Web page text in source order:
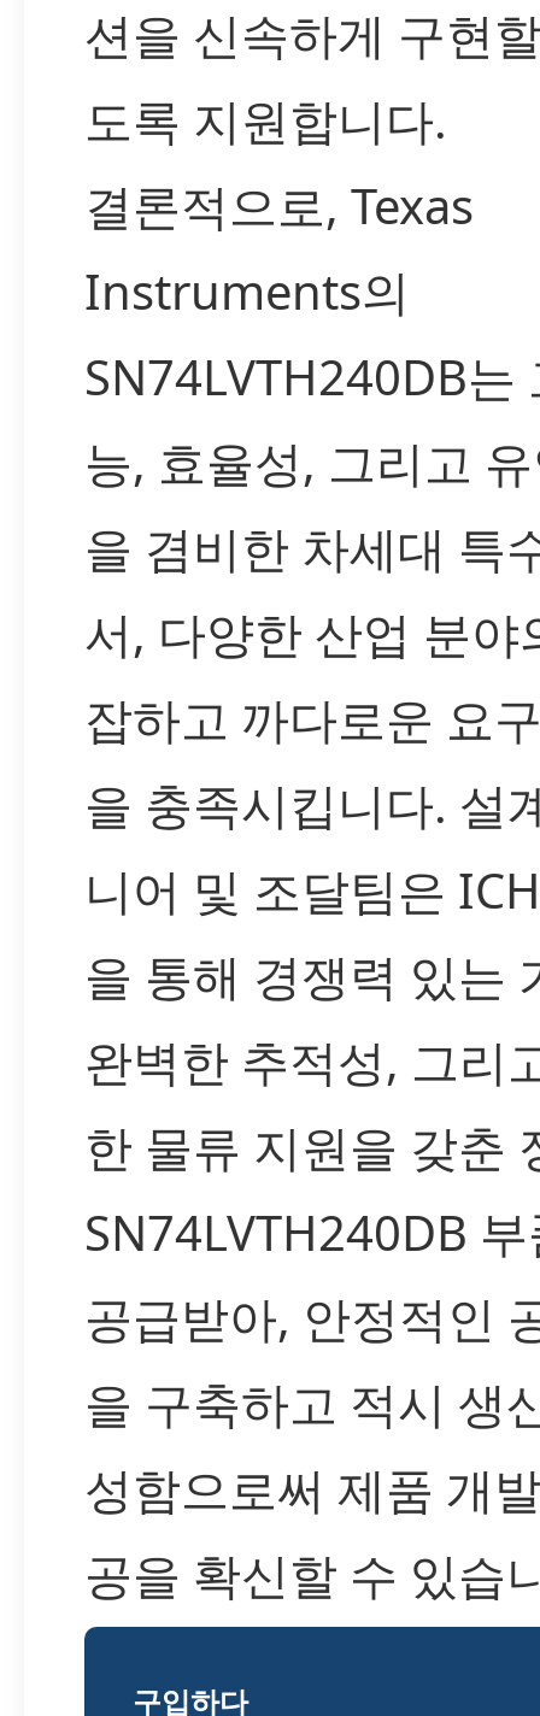
션을 신속하게 구현
도록 지원합니다.
결론적으로, Texas
Instruments의
SN74LVTH240DB는
능, 효율성, 그리고
을 겸비한 차세대 특
서, 다양한 산업 분야
잡하고 까다로운 요
을 충족시킵니다. 설
니어 및 조달팀은
을 통해 경쟁력 있는
완벽한 추적성, 그리
한 물류 지원을 갖춘
SN74LVTH240DB
공급받아, 안정적인
을 구축하고 적시 생
성함으로써 제품 개
공을 확신할 수 있습
구입하다